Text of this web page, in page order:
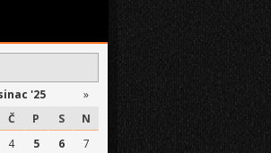
'25
»
Č P S
N
4 5 6
7